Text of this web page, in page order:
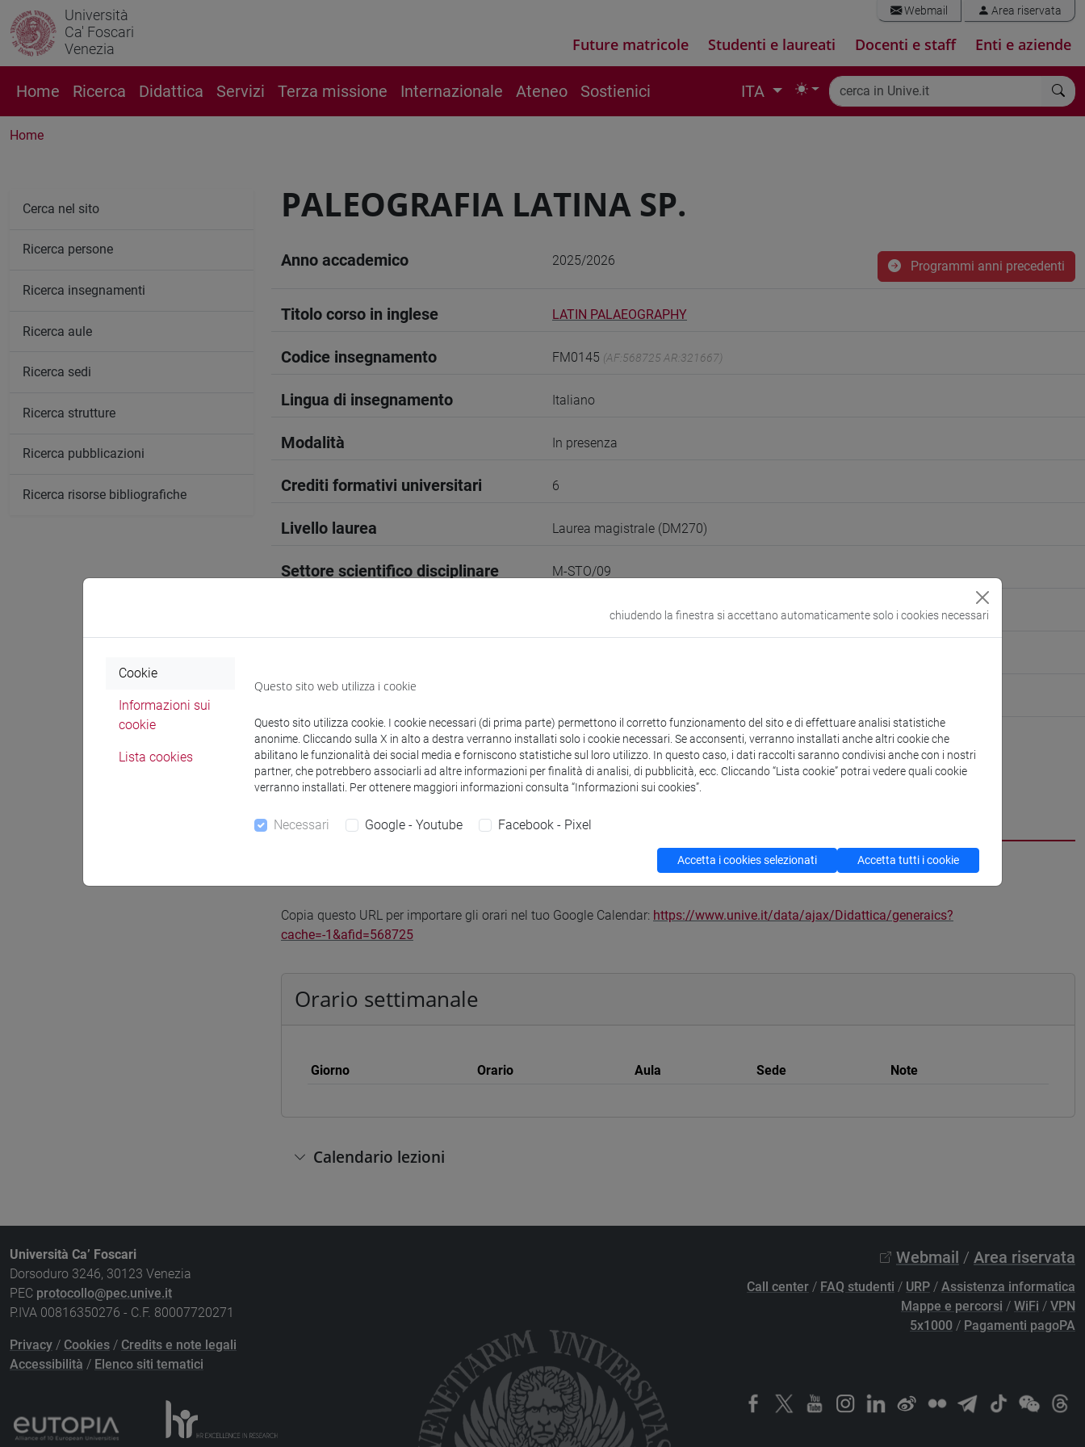
Università
Ca' Foscari
Venezia
Webmail Area riservata
Future matricole Studenti e laureati Docenti e staff Enti e aziende
Home Ricerca Didattica Servizi Terza missione Internazionale Ateneo Sostienici ITA
Home
PALEOGRAFIA LATINA SP.
Anno accademico 2025/2026 Programmi anni precedenti
Titolo corso in inglese LATIN PALAEOGRAPHY
Codice insegnamento FM0145 (AF:568725 AR:321667)
Lingua di insegnamento Italiano
Modalità In presenza
Crediti formativi universitari 6
Livello laurea Laurea magistrale (DM270)
Settore scientifico disciplinare M-STO/09
I Semestre
Copia questo URL per importare gli orari nel tuo Google Calendar: https://www.unive.it/data/ajax/Didattica/generaics?
cache=-1&afid=568725
Orario settimanale
Giorno Orario Aula Sede Note
Calendario lezioni
Cerca nel sito
Ricerca persone
Ricerca insegnamenti
Ricerca aule
Ricerca sedi
Ricerca strutture
Ricerca pubblicazioni
Ricerca risorse bibliografiche
Università Ca’ Foscari
Dorsoduro 3246, 30123 Venezia
PEC protocollo@pec.unive.it
P.IVA 00816350276 - C.F. 80007720271
Privacy / Cookies / Credits e note legali
Accessibilità / Elenco siti tematici
Webmail / Area riservata
Call center / FAQ studenti / URP / Assistenza informatica
Mappe e percorsi / WiFi / VPN
5x1000 / Pagamenti pagoPA
chiudendo la finestra si accettano automaticamente solo i cookies necessari
Cookie
Informazioni sui
cookie
Lista cookies
Questo sito web utilizza i cookie
Questo sito utilizza cookie. I cookie necessari (di prima parte) permettono il corretto funzionamento del sito e di effettuare analisi statistiche
anonime. Cliccando sulla X in alto a destra verranno installati solo i cookie necessari. Se acconsenti, verranno installati anche altri cookie che
abilitano le funzionalità dei social media e forniscono statistiche sul loro utilizzo. In questo caso, i dati raccolti saranno condivisi anche con i nostri
partner, che potrebbero associarli ad altre informazioni per finalità di analisi, di pubblicità, ecc. Cliccando “Lista cookie” potrai vedere quali cookie
verranno installati. Per ottenere maggiori informazioni consulta “Informazioni sui cookies”.
Necessari Google - Youtube Facebook - Pixel
Accetta i cookies selezionati Accetta tutti i cookie